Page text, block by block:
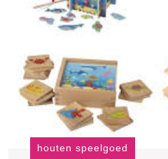
houten speelgoed